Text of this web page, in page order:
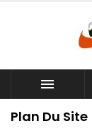

Plan Du Site